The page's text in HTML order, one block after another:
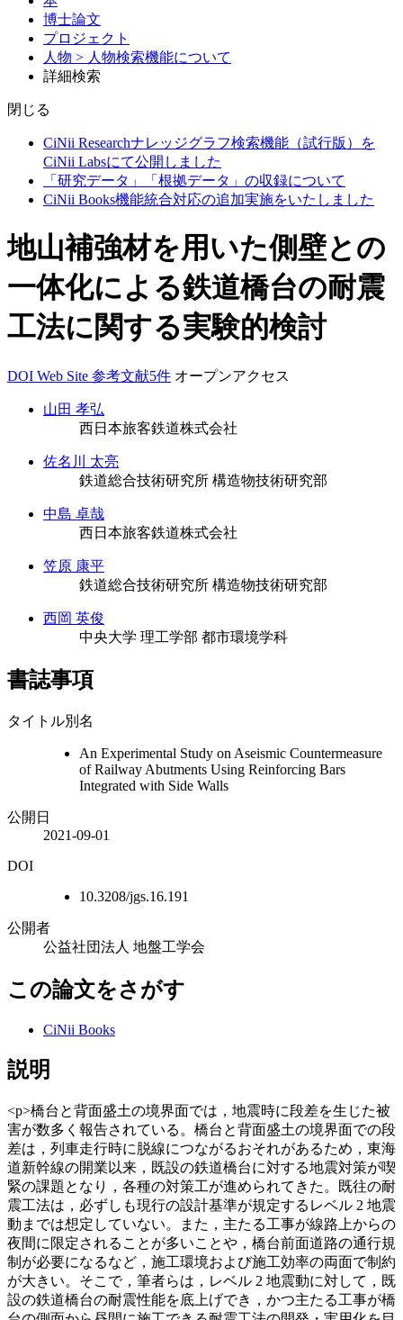
博士論文
プロジェクト
人物 > 人物検索機能について
詳細検索
閉じる
CiNii Researchナレッジグラフ検索機能（試行版）を
CiNii Labsにて公開しました
「研究データ」「根拠データ」の収録について
CiNii Books機能統合対応の追加実施をいたしました
地山補強材を用いた側壁との
一体化による鉄道橋台の耐震
工法に関する実験的検討
DOI Web Site 参考文献5件 オープンアクセス
山田 孝弘
西日本旅客鉄道株式会社
佐名川 太亮
鉄道総合技術研究所 構造物技術研究部
中島 卓哉
西日本旅客鉄道株式会社
笠原 康平
鉄道総合技術研究所 構造物技術研究部
西岡 英俊
中央大学 理工学部 都市環境学科
書誌事項
タイトル別名
An Experimental Study on Aseismic Countermeasure
of Railway Abutments Using Reinforcing Bars
Integrated with Side Walls
公開日
2021-09-01
DOI
10.3208/jgs.16.191
公開者
公益社団法人 地盤工学会
この論文をさがす
CiNii Books
説明
<p>橋台と背面盛土の境界面では，地震時に段差を生じた被
害が数多く報告されている。橋台と背面盛土の境界面での段
差は，列車走行時に脱線につながるおそれがあるため，東海
道新幹線の開業以来，既設の鉄道橋台に対する地震対策が喫
緊の課題となり，各種の対策工が進められてきた。既往の耐
震工法は，必ずしも現行の設計基準が規定するレベル 2 地震
動までは想定していない。また，主たる工事が線路上からの
夜間に限定されることが多いことや，橋台前面道路の通行規
制が必要になるなど，施工環境および施工効率の両面で制約
が大きい。そこで，筆者らは，レベル 2 地震動に対して，既
設の鉄道橋台の耐震性能を底上げでき，かつ主たる工事が橋